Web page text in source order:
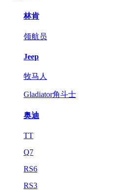
林肯
领航员
Jeep
牧马人
Gladiator角斗士
奥迪
TT
Q7
RS6
RS3